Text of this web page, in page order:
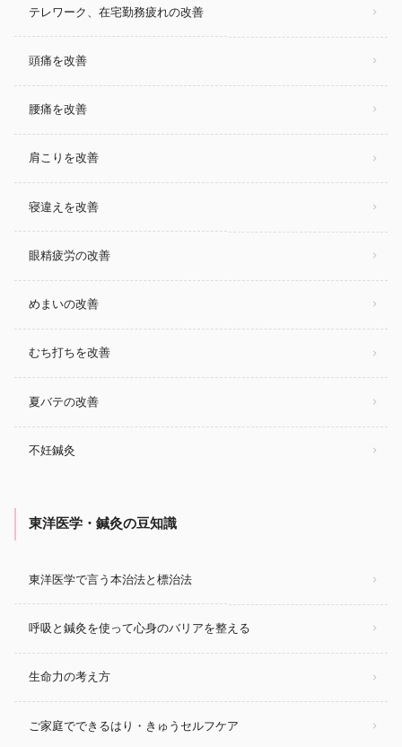
テレワーク、在宅勤務疲れの改善
頭痛を改善
腰痛を改善
肩こりを改善
寝違えを改善
眼精疲労の改善
めまいの改善
むち打ちを改善
夏バテの改善
不妊鍼灸
東洋医学・鍼灸の豆知識
東洋医学で言う本治法と標治法
呼吸と鍼灸を使って心身のバリアを整える
生命力の考え方
ご家庭でできるはり・きゅうセルフケア